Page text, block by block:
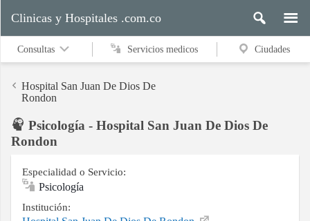
Servicios
medicos
Clinicas y Hospitales .com.co
Consultas Servicios medicos Ciudades
Hospital San Juan De Dios De
Rondon
Psicología - Hospital San Juan De Dios De
Rondon
Especialidad o Servicio:
Psicología
Institución: